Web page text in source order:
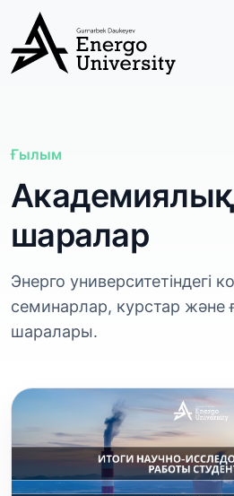
Ғылым
Академиялық
шаралар
Энерго университетіндегі
семинарлар, курстар және
шаралары.